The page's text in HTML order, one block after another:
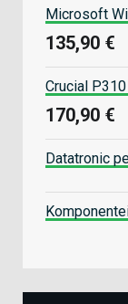
Microsoft
135,90 €
Crucial
170,90 €
Datatronic